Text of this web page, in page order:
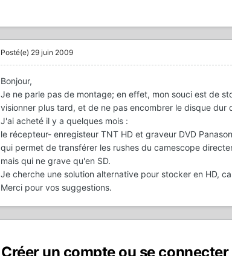
Posté(e) 29 juin 2009
Bonjour,
Je ne parle pas de montage; en effet, mon souci est de
visionner plus tard, et de ne pas encombrer le disque dur
J'ai acheté il y a quelques mois :
le récepteur- enregisteur TNT HD et graveur DVD
qui permet de transférer les rushes du camescope
mais qui ne grave qu'en SD.
Je cherche une solution alternative pour stocker en HD,
Merci pour vos suggestions.
Créer un compte ou se